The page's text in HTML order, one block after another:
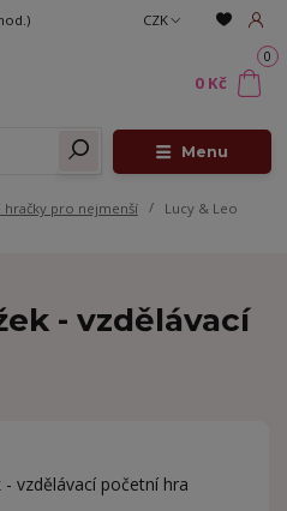
Menu
CZK
0
0 Kč
hračky pro nejmenší
Lucy & Leo
- vzdělávací